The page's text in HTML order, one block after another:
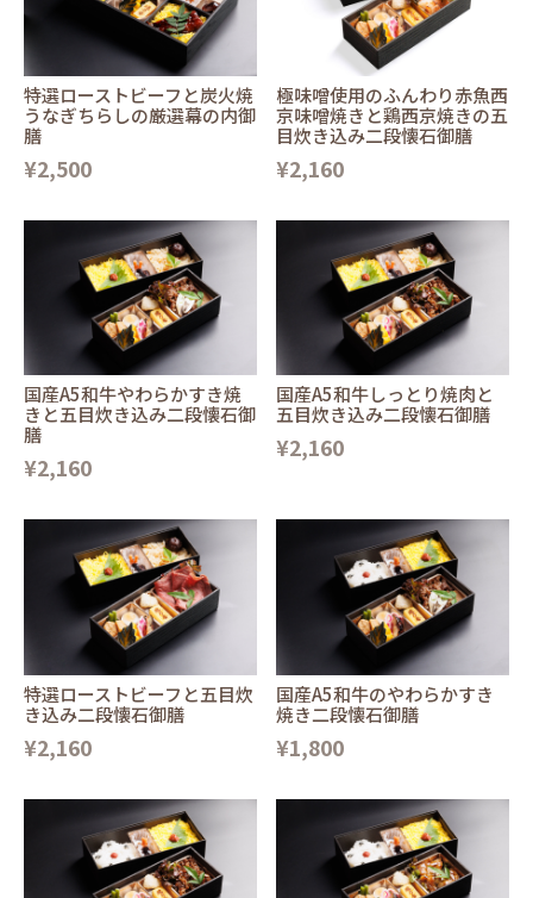
特選ローストビーフと炭火焼
うなぎちらしの厳選幕の内御
膳
¥2,500
極味噌使用のふんわり赤魚西
京味噌焼きと鶏西京焼きの五
目炊き込み二段懐石御膳
¥2,160
国産A5和牛やわらかすき焼
きと五目炊き込み二段懐石御
膳
¥2,160
国産A5和牛しっとり焼肉と
五目炊き込み二段懐石御膳
¥2,160
特選ローストビーフと五目炊
き込み二段懐石御膳
¥2,160
国産A5和牛のやわらかすき
焼き二段懐石御膳
¥1,800